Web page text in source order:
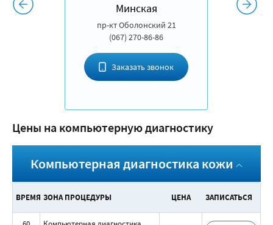
Минская
пр-кт Оболонский 21
(067) 270-86-86
Заказать звонок
Цены на компьютерную диагностику
Компьютерная диагностика кожи
ВРЕМЯ ЗОНА ПРОЦЕДУРЫ ЦЕНА ЗАПИСАТЬСЯ